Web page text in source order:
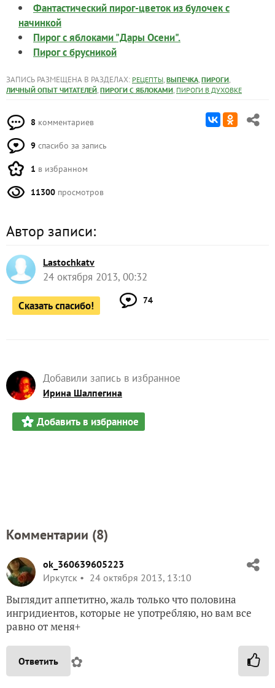
Фантастический пирог-цветок из булочек с
начинкой
Пирог с яблоками "Дары Осени".
Пирог с брусникой
ЗАПИСЬ РАЗМЕЩЕНА В РАЗДЕЛАХ: РЕЦЕПТЫ, ВЫПЕЧКА, ПИРОГИ,
ЛИЧНЫЙ ОПЫТ ЧИТАТЕЛЕЙ, ПИРОГИ С ЯБЛОКАМИ, ПИРОГИ В ДУХОВКЕ
8 комментариев
9 спасибо за запись
1 в избранном
11300 просмотров
Автор записи:
Lastochkatv
24 октября 2013, 00:32
Сказать спасибо! 74
Добавили запись в избранное
Ирина Шалпегина
Добавить в избранное
Комментарии (8)
ok_360639605223
Иркутск
24 октября 2013, 13:10
Выглядит аппетитно, жаль только что половина
ингридиентов, которые не употребляю, но вам все
равно от меня+
Ответить ✿